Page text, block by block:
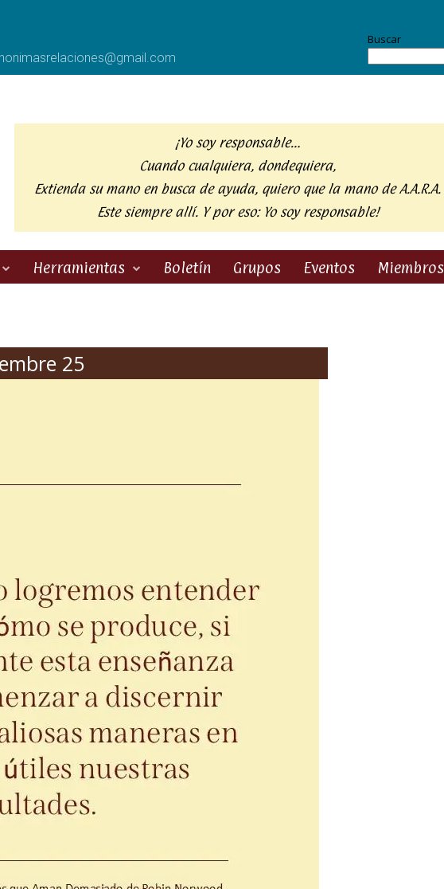
Buscar
¡Yo soy responsable…
Cuando cualquiera, dondequiera,
Extienda su mano en busca de ayuda, quiero que la mano de A.A.R.A.
Este siempre allí. Y por eso: Yo soy responsable!
Herramientas Boletín Grupos Eventos Miembros
25